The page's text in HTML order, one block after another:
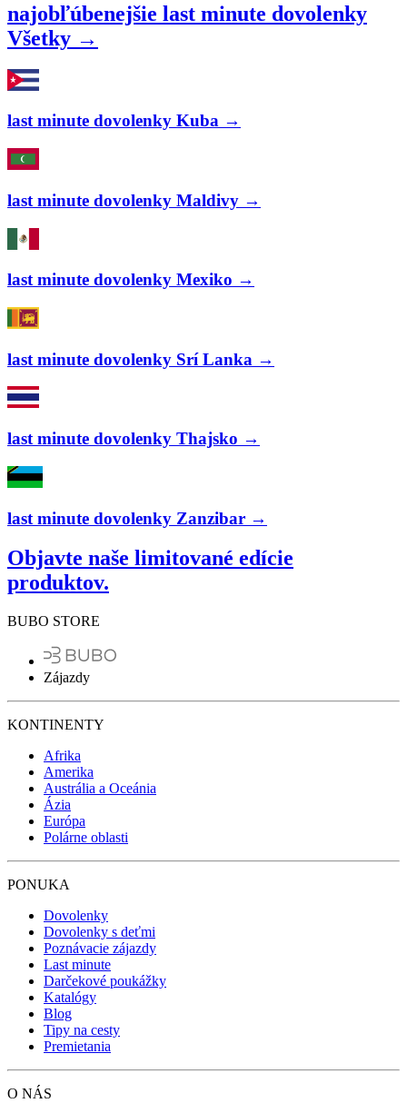
najobľúbenejšie last minute dovolenky
Všetky →
last minute dovolenky Kuba →
last minute dovolenky Maldivy →
last minute dovolenky Mexiko →
last minute dovolenky Srí Lanka →
last minute dovolenky Thajsko →
last minute dovolenky Zanzibar →
Objavte naše limitované edície
produktov.
BUBO STORE
Zájazdy
KONTINENTY
Afrika
Amerika
Austrália a Oceánia
Ázia
Európa
Polárne oblasti
PONUKA
Dovolenky
Dovolenky s deťmi
Poznávacie zájazdy
Last minute
Darčekové poukážky
Katalógy
Blog
Tipy na cesty
Premietania
O NÁS